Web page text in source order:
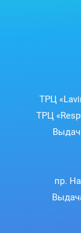
ТРЦ
ТРЦ
пр.